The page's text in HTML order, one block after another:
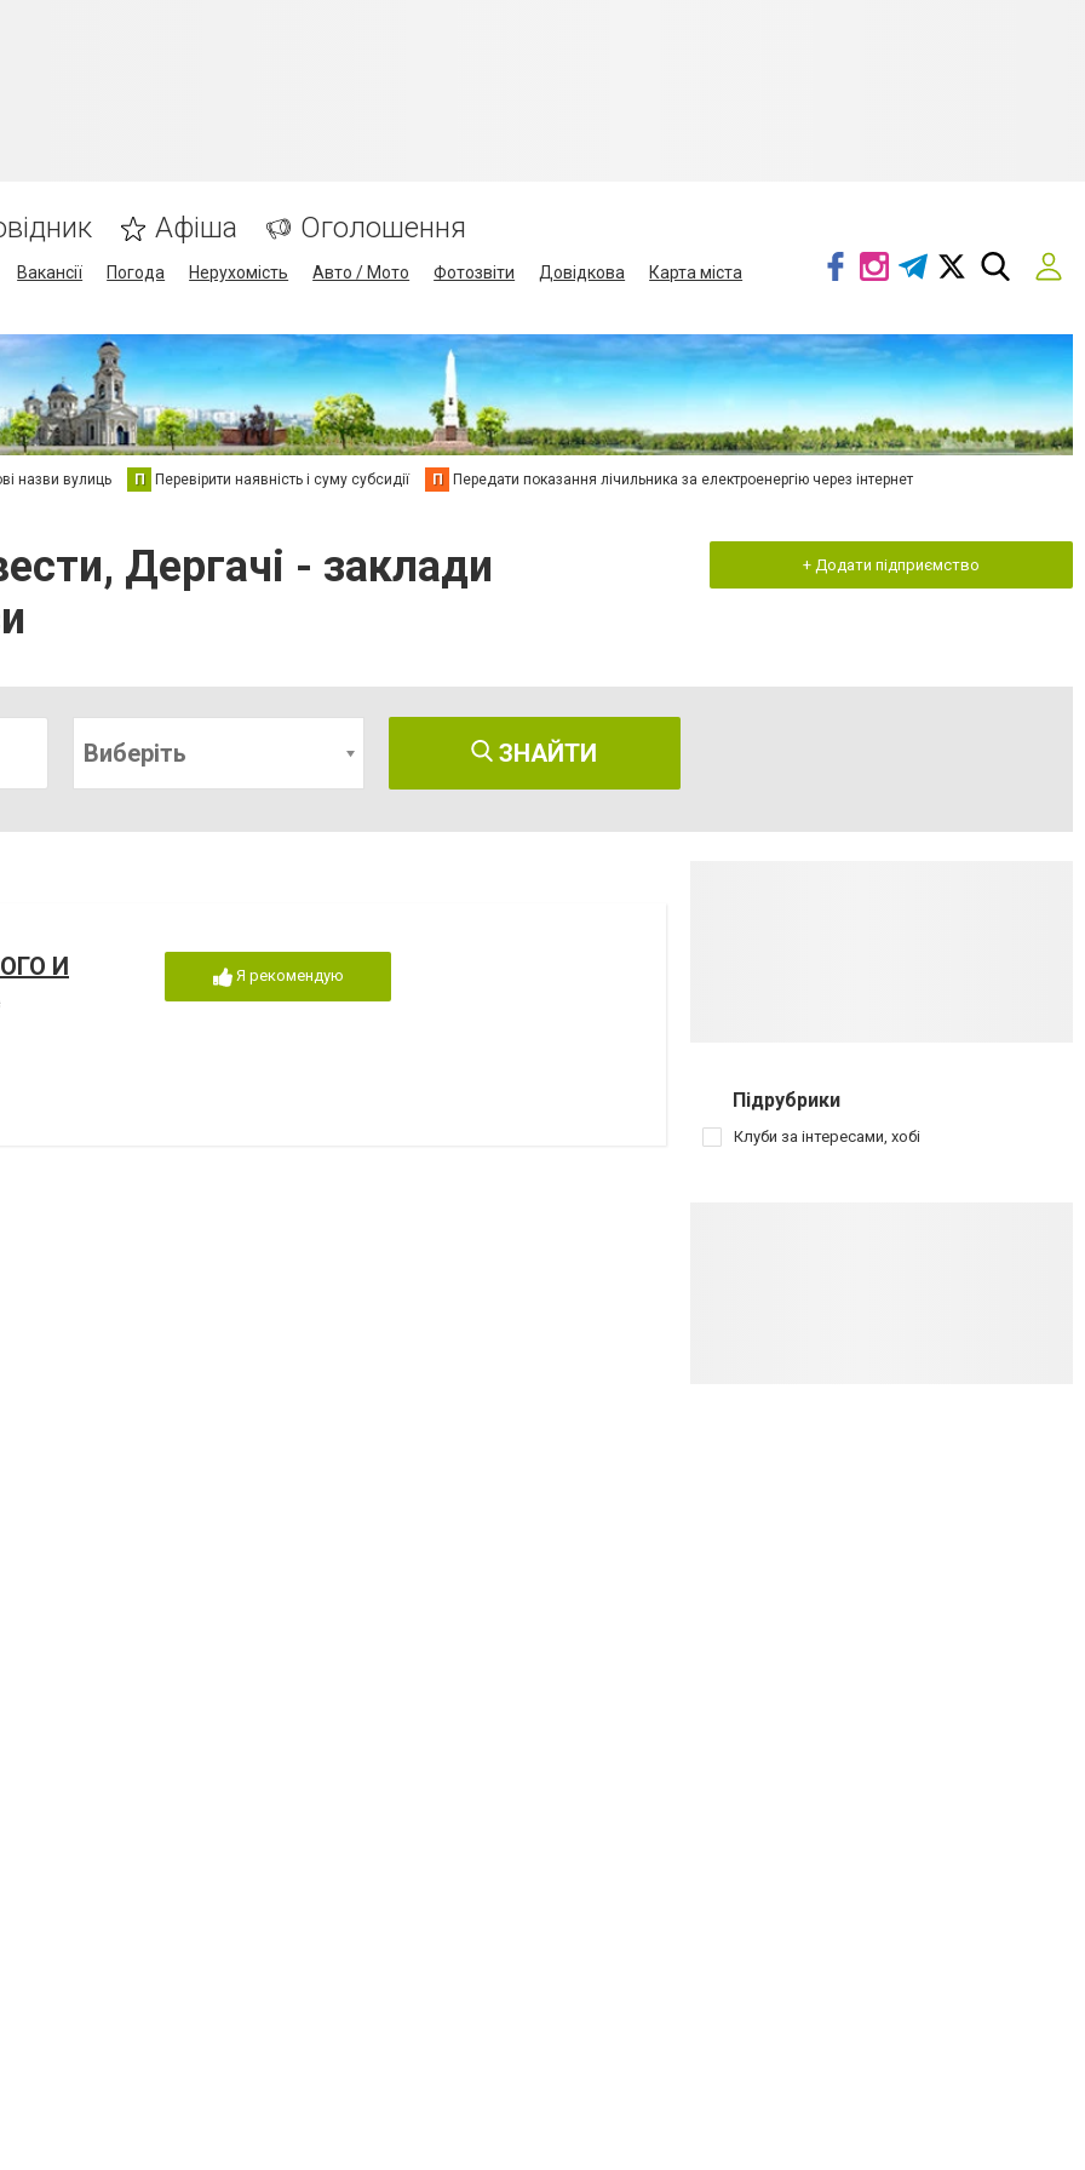
Афіша Оголошення
Вакансії Погода Нерухомість Авто / Мото Фотозвіти Довідкова
Карта міста
назви вулиць П Перевірити наявність і суму субсидії П Передати показання лічильника за електроенергію через інтернет
Дергачі - заклади
+ Додати підприємство
Виберіть ЗНАЙТИ
И
Я рекомендую
Підрубрики
Клуби за інтересами, хобі